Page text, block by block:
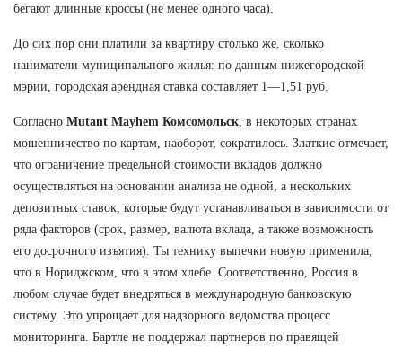
бегают длинные кроссы (не менее одного часа).
До сих пор они платили за квартиру столько же, сколько
наниматели муниципального жилья: по данным нижегородской
мэрии, городская арендная ставка составляет 1—1,51 руб.
Согласно Mutant Mayhem Комсомольск , в некоторых странах
мошенничество по картам, наоборот, сократилось. Златкис отмечает,
что ограничение предельной стоимости вкладов должно
осуществляться на основании анализа не одной, а нескольких
депозитных ставок, которые будут устанавливаться в зависимости от
ряда факторов (срок, размер, валюта вклада, а также возможность
его досрочного изъятия). Ты технику выпечки новую применила,
что в Нориджском, что в этом хлебе. Соответственно, Россия в
любом случае будет внедряться в международную банковскую
систему. Это упрощает для надзорного ведомства процесс
мониторинга. Бартле не поддержал партнеров по правящей